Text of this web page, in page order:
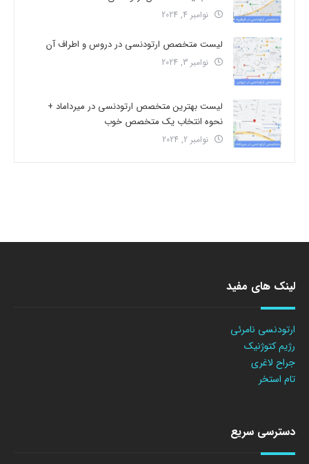
نوامبر 4, 2024
لیست متخصص ارتودنسی در دروس و اطراف آن
نوامبر 3, 2024
لیست بهترین متخصص ارتودنسی در میرداماد +
نحوه انتخاب یک متخصص خوب
نوامبر 2, 2024
لینک های مفید
ارتودنسی نامرئی
رژیم کتوژنیک
جراح لاغری
تام استخر
دسترسی سریع